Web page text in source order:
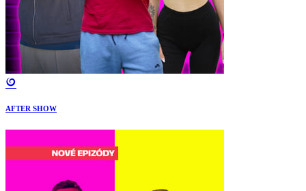
AFTER SHOW